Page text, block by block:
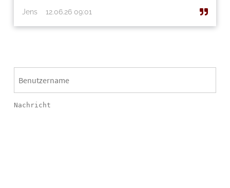
Jens 12.06.26 09:01